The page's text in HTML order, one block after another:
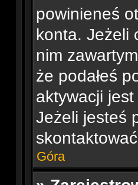
powinieneś
konta. Jeżeli
nim
że podałeś
aktywacji jest
Jeżeli jesteś
Góra